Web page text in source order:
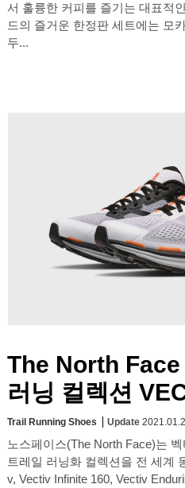
서 훌륭한 커피를 즐기는 대표적인 방
드의 즐거운 한정판 세트에는 모
두...
The North Face
러닝 컬렉션
Trail Running Shoes Update
노스페이스(The North Face)는
트레일 러닝화 컬렉션을 전 세계
v, Vectiv Infinite 160, Vectiv